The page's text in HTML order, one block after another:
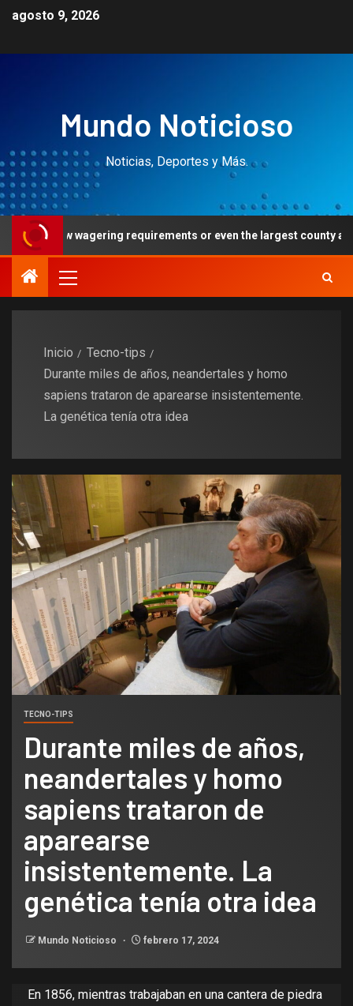
agosto 9, 2026
Mundo Noticioso
Noticias, Deportes y Más.
requirements or even the largest county access
Inicio
Tecno-tips
Durante miles de años, neandertales y homo
sapiens trataron de aparearse insistentemente.
La genética tenía otra idea
TECNO-TIPS
Durante miles de años,
neandertales y homo
sapiens trataron de
aparearse
insistentemente. La
genética tenía otra idea
Mundo Noticioso febrero 17, 2024
En 1856, mientras trabajaban en una cantera de piedra